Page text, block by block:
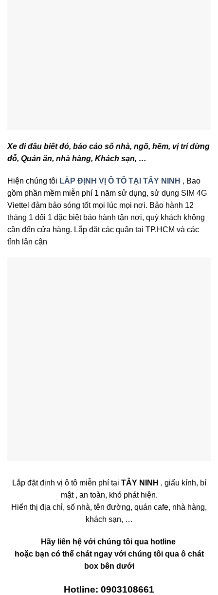
Xe đi đâu biết đó, báo cáo số nhà, ngõ, hẽm, vị trí dừng
đỗ, Quán ăn, nhà hàng, Khách sạn, …
Hiện chúng tôi LẮP ĐỊNH VỊ Ô TÔ TẠI TÂY NINH , Bao
gồm phần mềm miễn phí 1 năm sử dụng, sử dụng SIM 4G
Viettel đảm bảo sóng tốt mọi lúc mọi nơi. Bảo hành 12
tháng 1 đổi 1 đặc biệt bảo hành tận nơi, quý khách không
cần đến cửa hàng. Lắp đặt các quận tại TP.HCM và các
tỉnh lân cận
Lắp đặt định vị ô tô miễn phí tại TÂY NINH , giấu kính, bí
mật , an toàn, khó phát hiện.
Hiển thị địa chỉ, số nhà, tên đường, quán cafe, nhà hàng,
khách sạn, …
Hãy liên hệ với chúng tôi qua hotline
hoặc bạn có thể chát ngay với chúng tôi qua ô chát
box bên dưới
Hotline: 0903108661